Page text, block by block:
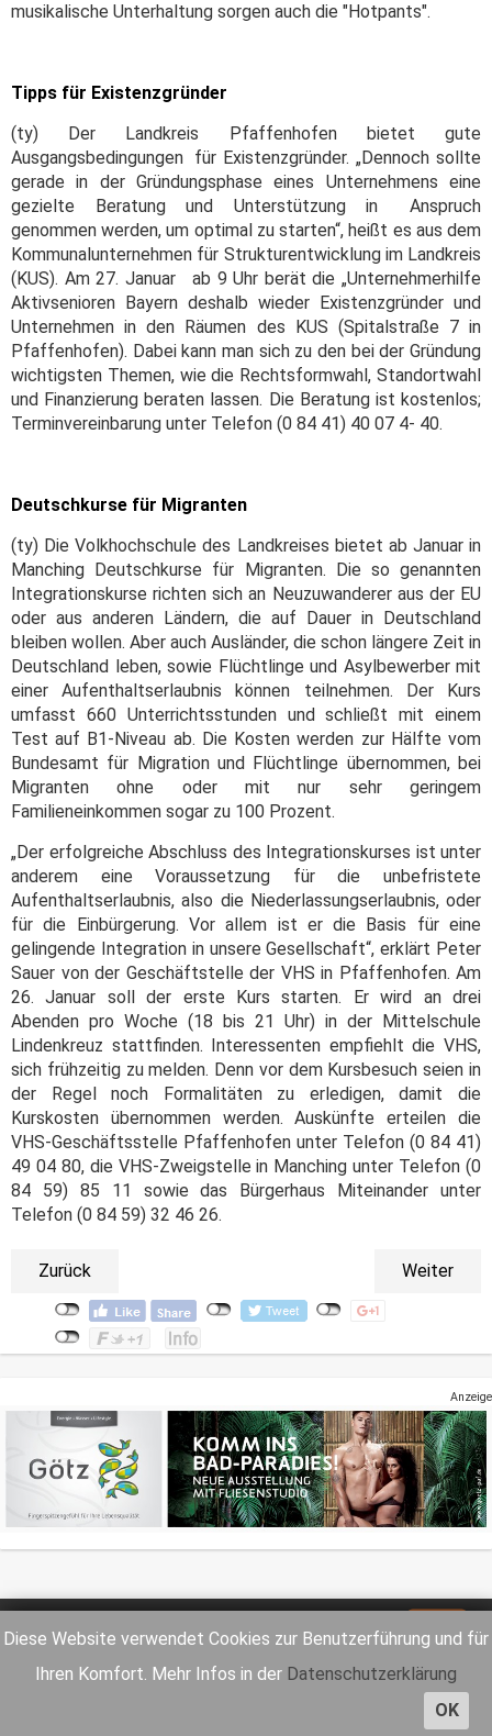
Diese Website verwendet Cookies zur Benutzerführung und für
Ihren Komfort. Mehr Infos in der Datenschutzerklärung
OK
musikalische Unterhaltung sorgen auch die "Hotpants".
Tipps für Existenzgründer
(ty) Der Landkreis Pfaffenhofen bietet gute
Ausgangsbedingungen für Existenzgründer. „Dennoch sollte
gerade in der Gründungsphase eines Unternehmens eine
gezielte Beratung und Unterstützung in Anspruch
genommen werden, um optimal zu starten“, heißt es aus dem
Kommunalunternehmen für Strukturentwicklung im Landkreis
(KUS). Am 27. Januar ab 9 Uhr berät die „Unternehmerhilfe
Aktivsenioren Bayern deshalb wieder Existenzgründer und
Unternehmen in den Räumen des KUS (Spitalstraße 7 in
Pfaffenhofen). Dabei kann man sich zu den bei der Gründung
wichtigsten Themen, wie die Rechtsformwahl, Standortwahl
und Finanzierung beraten lassen. Die Beratung ist kostenlos;
Terminvereinbarung unter Telefon (0 84 41) 40 07 4- 40.
Deutschkurse für Migranten
(ty) Die Volkhochschule des Landkreises bietet ab Januar in
Manching Deutschkurse für Migranten. Die so genannten
Integrationskurse richten sich an Neuzuwanderer aus der EU
oder aus anderen Ländern, die auf Dauer in Deutschland
bleiben wollen. Aber auch Ausländer, die schon längere Zeit in
Deutschland leben, sowie Flüchtlinge und Asylbewerber mit
einer Aufenthaltserlaubnis können teilnehmen. Der Kurs
umfasst 660 Unterrichtsstunden und schließt mit einem
Test auf B1-Niveau ab. Die Kosten werden zur Hälfte vom
Bundesamt für Migration und Flüchtlinge übernommen, bei
Migranten ohne oder mit nur sehr geringem
Familieneinkommen sogar zu 100 Prozent.
„Der erfolgreiche Abschluss des Integrationskurses ist unter
anderem eine Voraussetzung für die unbefristete
Aufenthaltserlaubnis, also die Niederlassungserlaubnis, oder
für die Einbürgerung. Vor allem ist er die Basis für eine
gelingende Integration in unsere Gesellschaft“, erklärt Peter
Sauer von der Geschäftstelle der VHS in Pfaffenhofen. Am
26. Januar soll der erste Kurs starten. Er wird an drei
Abenden pro Woche (18 bis 21 Uhr) in der Mittelschule
Lindenkreuz stattfinden. Interessenten empfiehlt die VHS,
sich frühzeitig zu melden. Denn vor dem Kursbesuch seien in
der Regel noch Formalitäten zu erledigen, damit die
Kurskosten übernommen werden. Auskünfte erteilen die
VHS-Geschäftsstelle Pfaffenhofen unter Telefon (0 84 41)
49 04 80, die VHS-Zweigstelle in Manching unter Telefon (0
84 59) 85 11 sowie das Bürgerhaus Miteinander unter
Telefon (0 84 59) 32 46 26.
Zurück Weiter
Anzeige